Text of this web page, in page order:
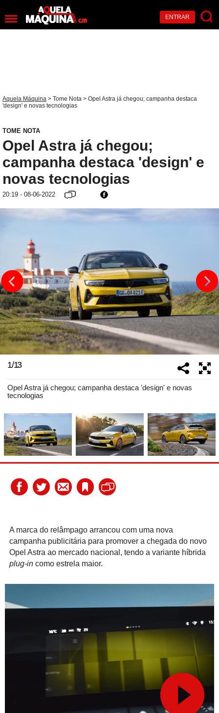
ENTRAR
Aquela Máquina > Tome Nota > Opel Astra já chegou; campanha destaca
'design' e novas tecnologias
TOME NOTA
Opel Astra já chegou;
campanha destaca 'design' e
novas tecnologias
20:19 - 08-06-2022
1/13
Opel Astra já chegou; campanha destaca 'design' e novas
tecnologias
A marca do relâmpago arrancou com uma nova
campanha publicitária para promover a chegada do novo
Opel Astra ao mercado nacional, tendo a variante híbrida
plug-incomo estrela maior.